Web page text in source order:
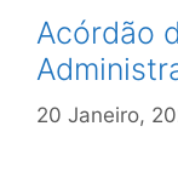
Acórdão
20 Janeiro,